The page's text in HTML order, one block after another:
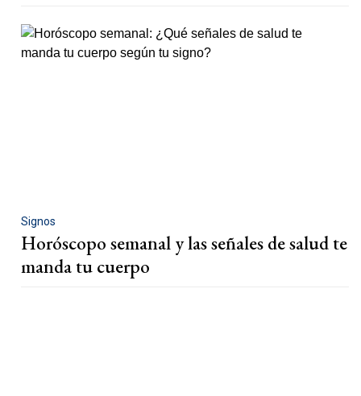
Signos
Horóscopo semanal y las señales de salud te
manda tu cuerpo